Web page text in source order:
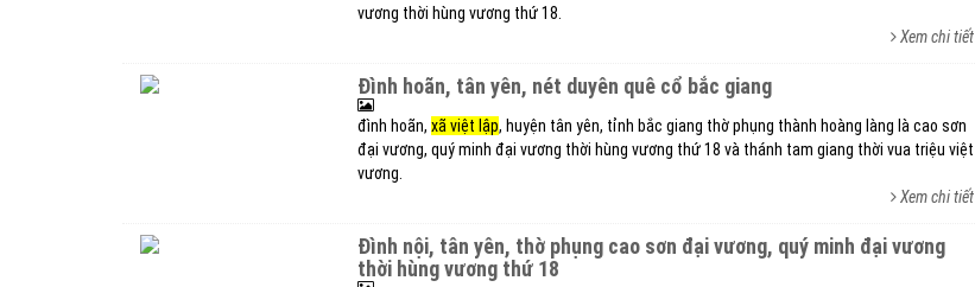
vương thời hùng vương thứ 18.
Xem chi tiết
đình hoãn, tân yên, nét duyên quê cổ bắc giang
đình hoãn, xã việt lập, huyện tân yên, tỉnh bắc giang thờ phụng thành hoàng làng là cao sơn
đại vương, quý minh đại vương thời hùng vương thứ 18 và thánh tam giang thời vua triệu việt
vương.
Xem chi tiết
đình nội, tân yên, thờ phụng cao sơn đại vương, quý minh đại vương
thời hùng vương thứ 18